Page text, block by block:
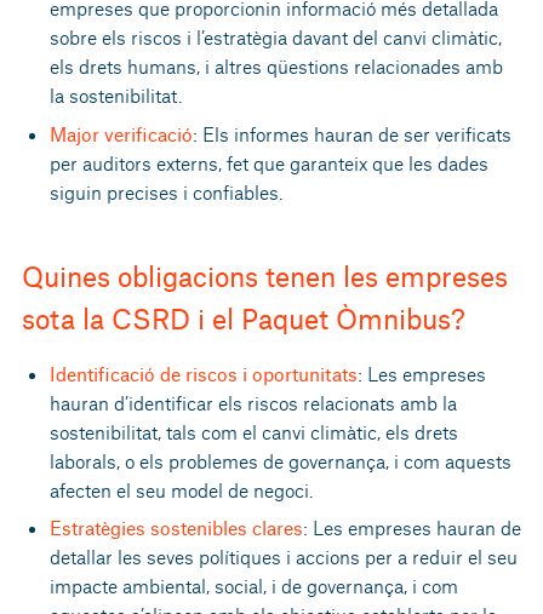
empreses que proporcionin informació més detallada
sobre els riscos i l’estratègia davant del canvi climàtic,
els drets humans, i altres qüestions relacionades amb
la sostenibilitat.
Major verificació: Els informes hauran de ser verificats
per auditors externs, fet que garanteix que les dades
siguin precises i confiables.
Quines obligacions tenen les empreses
sota la CSRD i el Paquet Òmnibus?
Identificació de riscos i oportunitats: Les empreses
hauran d’identificar els riscos relacionats amb la
sostenibilitat, tals com el canvi climàtic, els drets
laborals, o els problemes de governança, i com aquests
afecten el seu model de negoci.
Estratègies sostenibles clares: Les empreses hauran de
detallar les seves polítiques i accions per a reduir el seu
impacte ambiental, social, i de governança, i com